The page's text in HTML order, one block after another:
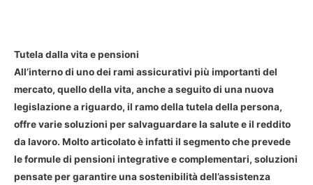
Tutela dalla vita e pensioni
All’interno di uno dei rami assicurativi più importanti del
mercato, quello della vita, anche a seguito di una nuova
legislazione a riguardo, il ramo della tutela della persona,
offre varie soluzioni per salvaguardare la salute e il reddito
da lavoro. Molto articolato è infatti il segmento che prevede
le formule di pensioni integrative e complementari, soluzioni
pensate per garantire una sostenibilità dell’assistenza